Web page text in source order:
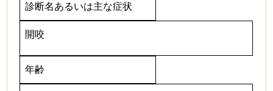
診断名あるいは主な症状
開咬
年齢